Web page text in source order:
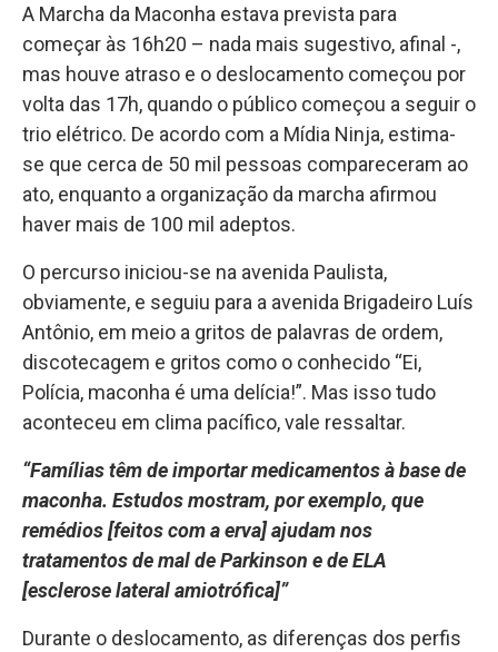
A Marcha da Maconha estava prevista para
começar às 16h20 – nada mais sugestivo, afinal -,
mas houve atraso e o deslocamento começou por
volta das 17h, quando o público começou a seguir o
trio elétrico. De acordo com a Mídia Ninja, estima-
se que cerca de 50 mil pessoas compareceram ao
ato, enquanto a organização da marcha afirmou
haver mais de 100 mil adeptos.
O percurso iniciou-se na avenida Paulista,
obviamente, e seguiu para a avenida Brigadeiro Luís
Antônio, em meio a gritos de palavras de ordem,
discotecagem e gritos como o conhecido “Ei,
Polícia, maconha é uma delícia!”. Mas isso tudo
aconteceu em clima pacífico, vale ressaltar.
“Famílias têm de importar medicamentos à base de
maconha. Estudos mostram, por exemplo, que
remédios [feitos com a erva] ajudam nos
tratamentos de mal de Parkinson e de ELA
[esclerose lateral amiotrófica]”
Durante o deslocamento, as diferenças dos perfis